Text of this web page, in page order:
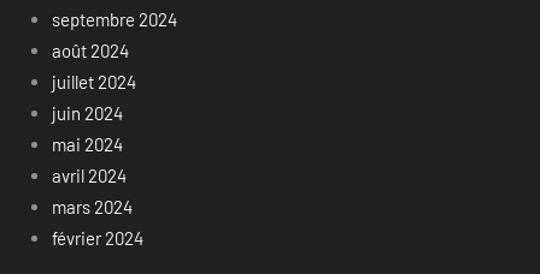
septembre 2024
août 2024
juillet 2024
juin 2024
mai 2024
avril 2024
mars 2024
février 2024